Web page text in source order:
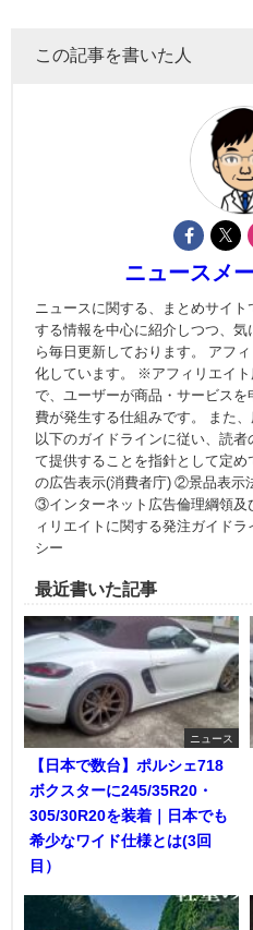
この記事を書いた人
ニュースメ
ニュースに関する、まとめサイ
する情報を中心に紹介しつつ、
ら毎日更新しております。 アフ
化しています。 ※アフィリエイ
で、ユーザーが商品・サービス
費が発生する仕組みです。 また
以下のガイドラインに従い、読者
て提供することを指針として定
の広告表示(消費者庁) ②景品表示
③インターネット広告倫理綱領
ィリエイトに関する発注ガイド
シー
最近書いた記事
ニュース
【日本で数台】ポルシェ718
ボクスターに245/35R20・
305/30R20を装着｜日本でも
希少なワイド仕様とは(3回
目）